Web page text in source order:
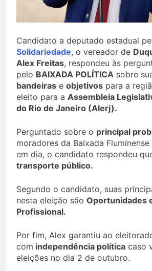
Candidato a deputado estadual
Solidariedade, o vereador de
Alex Freitas, respondeu às
pelo BAIXADA POLÍTICA sobre
bandeiras e objetivos para a
eleito para a Assembleia
do Rio de Janeiro (Alerj).
Perguntado sobre o principal
moradores da Baixada
em dia, o candidato respondeu
transporte público.
Segundo o candidato, suas
nesta eleição são Oportunidades
Profissional.
Por fim, Alex garantiu ao
com independência política caso
eleições no dia 2 de outubro.